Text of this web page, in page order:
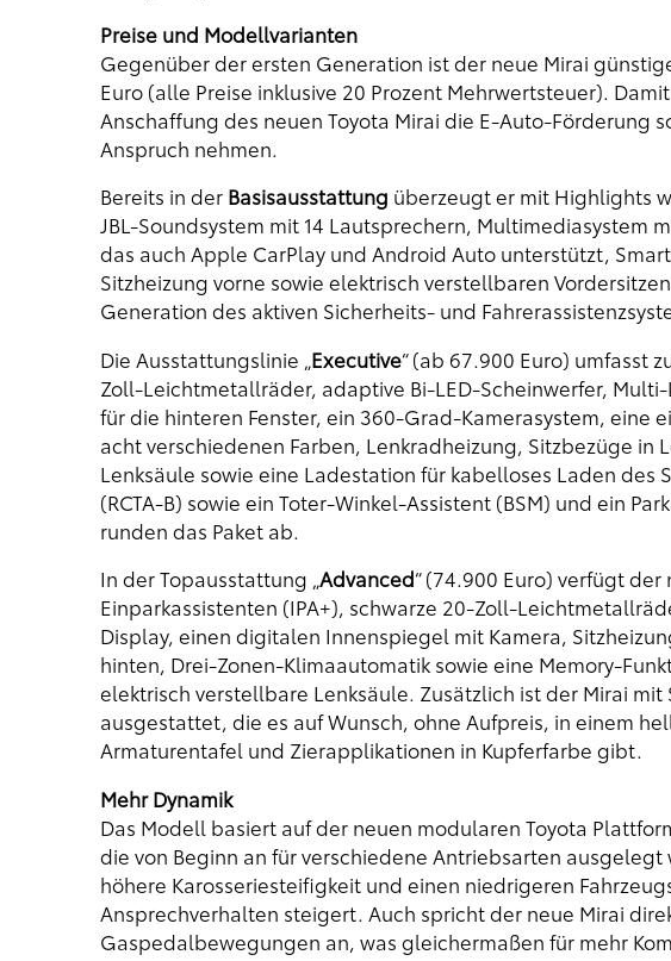
Preise und Modellvarianten
Gegenüber der ersten Generation ist der neue Mirai
Euro (alle Preise inklusive 20 Prozent Mehrwertsteuer).
Anschaffung des neuen Toyota Mirai die E-Auto-Förderung
Anspruch nehmen.
Bereits in der Basisausstattung überzeugt er mit Highlights
JBL-Soundsystem mit 14 Lautsprechern, Multimediasystem
das auch Apple CarPlay und Android Auto unterstützt,
Sitzheizung vorne sowie elektrisch verstellbaren
Generation des aktiven Sicherheits- und
Die Ausstattungslinie „ Executive“ (ab 67.900 Euro) umfasst
Zoll-Leichtmetallräder, adaptive Bi-LED-Scheinwerfer,
für die hinteren Fenster, ein 360-Grad-Kamerasystem, eine
acht verschiedenen Farben, Lenkradheizung, Sitzbezüge
Lenksäule sowie eine Ladestation für kabelloses Laden des
(RCTA-B) sowie ein Toter-Winkel-Assistent (BSM) und ein
runden das Paket ab.
In der Topausstattung „Advanced“ (74.900 Euro) verfügt
Einparkassistenten (IPA+), schwarze 20-Zoll-
Display, einen digitalen Innenspiegel mit Kamera,
hinten, Drei-Zonen-Klimaautomatik sowie eine Memory-
elektrisch verstellbare Lenksäule. Zusätzlich ist der Mirai
ausgestattet, die es auf Wunsch, ohne Aufpreis, in einem
Armaturentafel und Zierapplikationen in Kupferfarbe gibt.
Mehr Dynamik
Das Modell basiert auf der neuen modularen Toyota
die von Beginn an für verschiedene Antriebsarten
höhere Karosseriesteifigkeit und einen niedrigeren
Ansprechverhalten steigert. Auch spricht der neue Mirai
Gaspedalbewegungen an, was gleichermaßen für mehr